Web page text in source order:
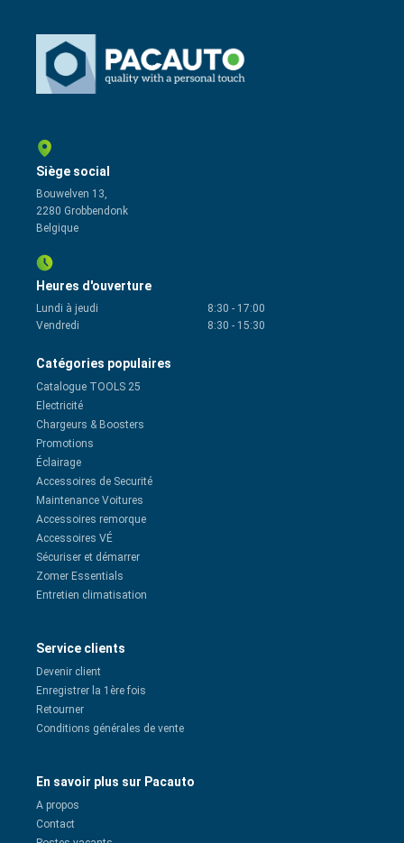
Siège social
Bouwelven 13,
2280 Grobbendonk
Belgique
Heures d'ouverture
Lundi à jeudi 8:30 - 17:00
Vendredi
8:30 - 15:30
Catégories populaires
Catalogue TOOLS 25
Electricité
Chargeurs & Boosters
Promotions
Éclairage
Accessoires de Securité
Maintenance Voitures
Accessoires remorque
Accessoires VÉ
Sécuriser et démarrer
Zomer Essentials
Entretien climatisation
Service clients
Devenir client
Enregistrer la 1ère fois
Retourner
Conditions générales de vente
En savoir plus sur Pacauto
A propos
Contact